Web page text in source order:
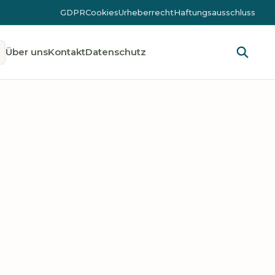
GDPRCookiesUrheberrechtHaftungsausschluss
Über unsKontaktDatenschutz